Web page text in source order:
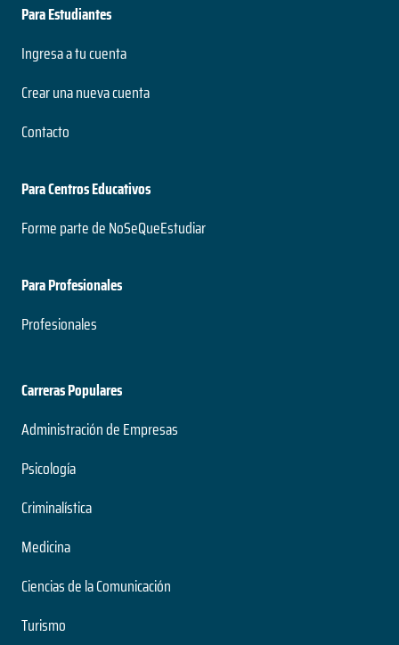
Para Estudiantes
Ingresa a tu cuenta
Crear una nueva cuenta
Contacto
Para Centros Educativos
Forme parte de NoSeQueEstudiar
Para Profesionales
Profesionales
Carreras Populares
Administración de Empresas
Psicología
Criminalística
Medicina
Ciencias de la Comunicación
Turismo